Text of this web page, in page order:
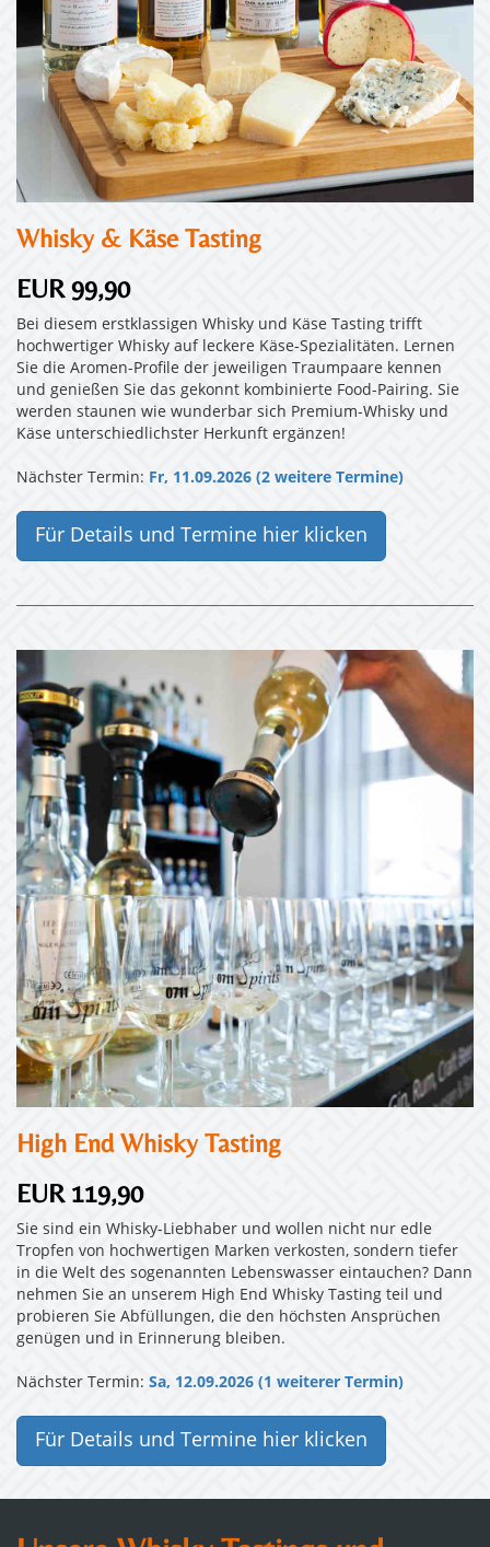
Whisky & Käse Tasting
EUR 99,90
Bei diesem erstklassigen Whisky und Käse Tasting trifft
hochwertiger Whisky auf leckere Käse-Spezialitäten. Lernen
Sie die Aromen-Profile der jeweiligen Traumpaare kennen
und genießen Sie das gekonnt kombinierte Food-Pairing. Sie
werden staunen wie wunderbar sich Premium-Whisky und
Käse unterschiedlichster Herkunft ergänzen!
Nächster Termin: Fr, 11.09.2026 (2 weitere Termine)
Für Details und Termine hier klicken
High End Whisky Tasting
EUR 119,90
Sie sind ein Whisky-Liebhaber und wollen nicht nur edle
Tropfen von hochwertigen Marken verkosten, sondern tiefer
in die Welt des sogenannten Lebenswasser eintauchen? Dann
nehmen Sie an unserem High End Whisky Tasting teil und
probieren Sie Abfüllungen, die den höchsten Ansprüchen
genügen und in Erinnerung bleiben.
Nächster Termin: Sa, 12.09.2026 (1 weiterer Termin)
Für Details und Termine hier klicken